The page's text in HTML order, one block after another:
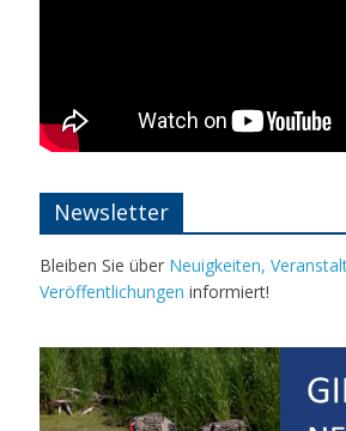
Newsletter
Bleiben Sie über Neuigkeiten,
Veröffentlichungen informiert!